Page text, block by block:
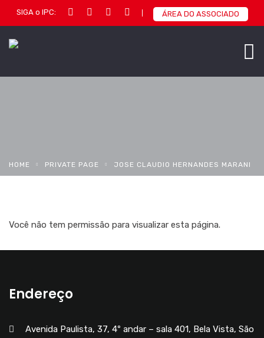
SIGA o IPC: ÁREA DO ASSOCIADO
HOME PRIVATE PAGE JOSE CLAUDIO HERNANDES MARANI
Você não tem permissão para visualizar esta página.
Endereço
Avenida Paulista, 37, 4º andar – sala 401, Bela Vista, São